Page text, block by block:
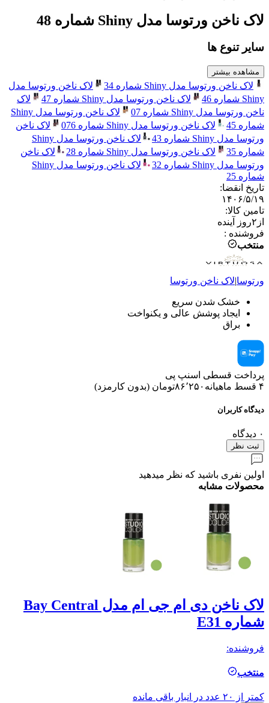
لاک ناخن ورتوسا مدل Shiny شماره 48
سایر تنوع ها
مشاهده بیشتر
لاک ناخن ورتوسا مدل Shiny شماره 34
لاک ناخن ورتوسا مدل
Shiny شماره 46
لاک ناخن ورتوسا مدل Shiny شماره 47
لاک
ناخن ورتوسا مدل Shiny شماره 07
لاک ناخن ورتوسا مدل Shiny
شماره 45
لاک ناخن ورتوسا مدل Shiny شماره 076
لاک ناخن
ورتوسا مدل Shiny شماره 43
لاک ناخن ورتوسا مدل Shiny
شماره 35
لاک ناخن ورتوسا مدل Shiny شماره 28
لاک ناخن
ورتوسا مدل Shiny شماره 32
لاک ناخن ورتوسا مدل Shiny
شماره 25
تاریخ انقضا:
۱۴۰۶/۵/۱۹
تامین کالا:
از ۲روز آینده
فروشنده :
منتخب
ورتوسا|لاک ناخن ورتوسا
خشک شدن سریع
ایجاد پوشش عالی و یکنواخت
براق
پرداخت قسطی اسنپ پی
۴ قسط ماهیانه
۸۶٬۲۵۰تومان (بدون کارمزد)
دیدگاه کاربران
۰ دیدگاه
ثبت نظر
اولین نفری باشید که نظر میدهید
محصولات مشابه
لاک ناخن دی ام جی ام مدل Bay Central
شماره E31
فروشنده:
منتخب
کمتر از ۲۰ عدد در انبار باقی مانده